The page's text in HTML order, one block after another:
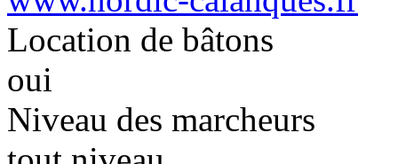
Location de bâtons
oui
Niveau des marcheurs